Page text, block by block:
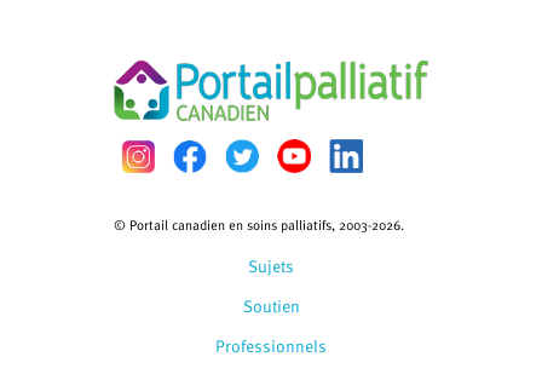
Sujets
Soutien
Professionnels
© Portail canadien en soins palliatifs, 2003-2026.